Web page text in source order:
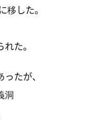
移した。
た。
たが、
洞